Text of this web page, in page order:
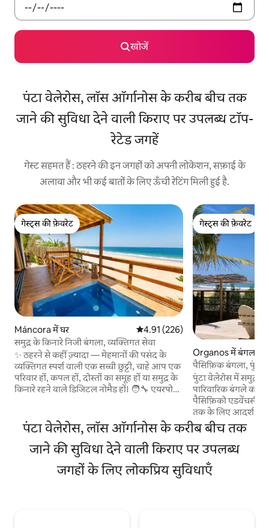
खोजें
पंटा वेलेरोस, लॉस ऑर्गानोस के करीब बीच तक
जाने की सुविधा देने वाली किराए पर उपलब्ध टॉप-
रेटेड जगहें
गेस्ट सहमत हैं : ठहरने की इन जगहों को अपनी लोकेशन, सफ़ाई के
अलावा और भी कई बातों के लिए ऊँची रेटिंग मिली हुई है.
गेस्ट्स की फ़ेवरेट
गेस्ट्स की फ़ेवरेट
Máncora में घर औसत रेटिंग 5 में से 4.91, 226 समीक्षाएँ
4.91 (226)
समुद्र के किनारे निजी बंगला, व्यक्तिगत सेवा
✨ ठहरने से कहीं ज़्यादा — मेहमानों की पसंद के
व्यक्तिगत स्पर्श वाली एक सच्ची छुट्टी, चाहे आप एक
परिवार हों, कपल हों, दोस्तों का समूह हों या समुद्र के
किनारे रहने वाले डिजिटल नोमैड हों। 🧑‍🔧 एयरपोर्ट
बना बंगला, मैनकोरा से 15 मिनट की दूरी पर 🌅 समुद्र
और सूर्यास्त के नज़ारे, रेत से कुछ ही कदम दूर 🏊
निजी पूल | ❄️ एयर कंडीशनर | 💻 तेज़ Starlink
वाई-फ़ाई 🛏️ 5 लोगों के सोने की जगह | गर्म पानी |
वॉशर | 📺 DirecTV
गेस्ट्स की फ़ेवरेट
गेस्ट्स की फ़ेवरेट
Organos में बंगला
पैसिफ़िक बंगला, पुंटा
पुंटा वेलेरोस में समुद्र
पारिवारिक बंगले का
पैसिफ़िको एडवेंचर्स के अंदर
तक के लिए आदर्श है।
एक पूरा बाथरूम और
रूम, ग्रिल, हरे-भरे
यहाँ से सीधे बीच तक पहुँचा
वाला एक पूरी तरह
है। इसके अलावा,
पंटा वेलेरोस, लॉस ऑर्गानोस के करीब बीच तक
जाने की सुविधा देने वाली किराए पर उपलब्ध
जगहों के लिए लोकप्रिय सुविधाएँ